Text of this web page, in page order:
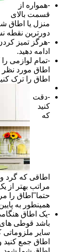
-همواره از
قسمت بالای
منزل یا اطاق
دورترین نقطه
-هرگز تمیز کردن
ادامه دهید.
-تمام لوازمی
اطاق مورد نظر
اطاق را ترک
-دقت
کنید
که
اطاقی که گرد
مراتب بهتر از
حتما"اطاق را
همینطور به
-یک اطاق
باشد قوطی های
سایر ملزوماتی
اطاق جمع کنید